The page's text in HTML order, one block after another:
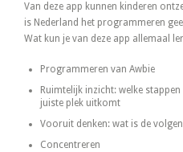
Van deze app kunnen kinderen
is Nederland het programmeren
Wat kun je van deze app allemaal
Programmeren van Awbie
Ruimtelijk inzicht: welke
juiste plek uitkomt
Vooruit denken: wat is de
Concentreren